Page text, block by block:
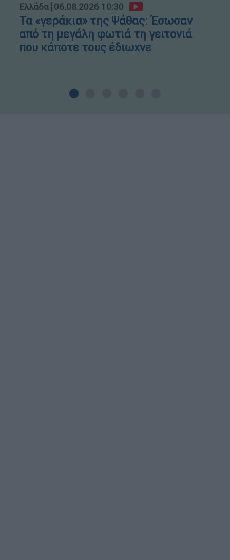
Ελλάδα┋06.08.2026 10:30
Τα «γεράκια» της Ψάθας: Έσωσαν
από τη μεγάλη φωτιά τη γειτονιά
που κάποτε τους έδιωχνε